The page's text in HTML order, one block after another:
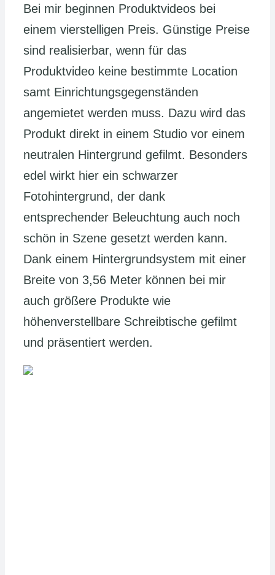
Bei mir beginnen Produktvideos bei
einem vierstelligen Preis. Günstige Preise
sind realisierbar, wenn für das
Produktvideo keine bestimmte Location
samt Einrichtungsgegenständen
angemietet werden muss. Dazu wird das
Produkt direkt in einem Studio vor einem
neutralen Hintergrund gefilmt. Besonders
edel wirkt hier ein schwarzer
Fotohintergrund, der dank
entsprechender Beleuchtung auch noch
schön in Szene gesetzt werden kann.
Dank einem Hintergrundsystem mit einer
Breite von 3,56 Meter können bei mir
auch größere Produkte wie
höhenverstellbare Schreibtische gefilmt
und präsentiert werden.